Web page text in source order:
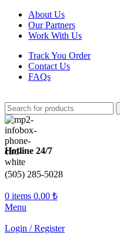
About Us
Our Partners
Work With Us
Track You Order
Contact Us
FAQs
Hotline 24/7
(505) 285-5028
0 items 0.00 ₺
Menu
Login / Register